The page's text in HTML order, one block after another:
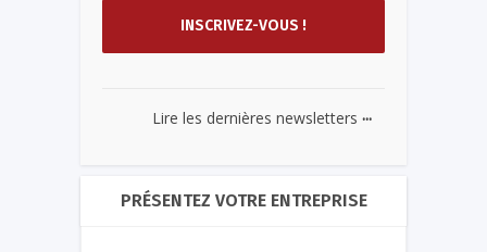
Lire les dernières newsletters ...
PRÉSENTEZ VOTRE ENTREPRISE